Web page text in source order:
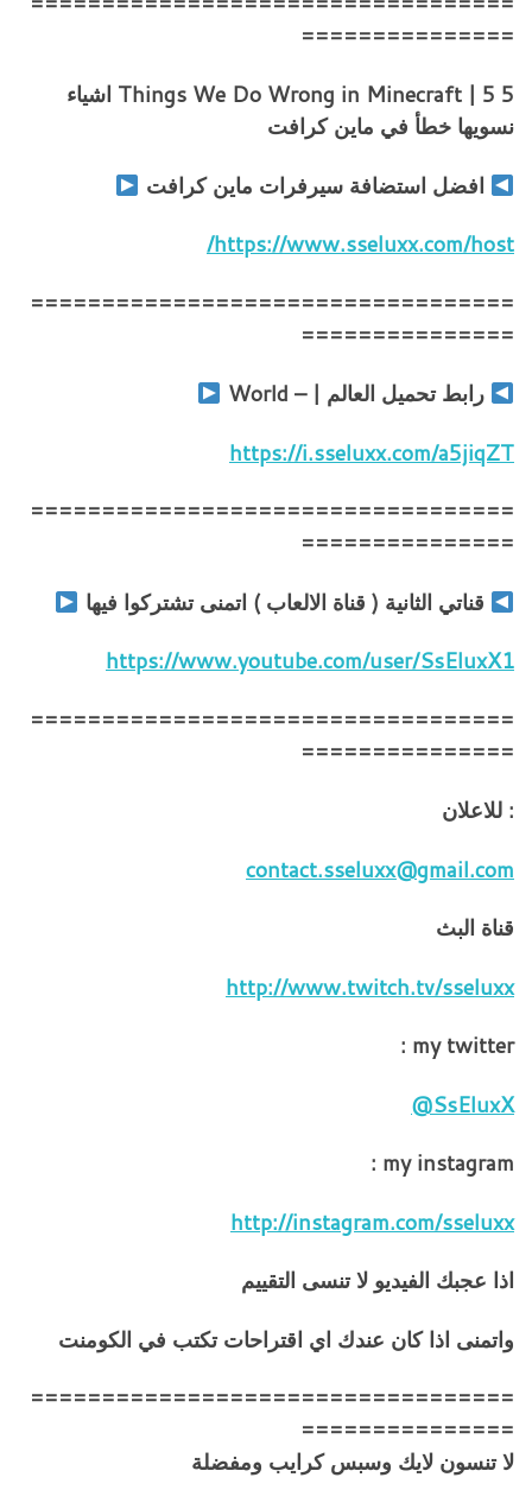
===============
5 Things We Do Wrong in Minecraft | 5 اشياء
نسويها خطأ في ماين كرافت
افضل استضافة سيرفرات ماين كرافت
https://www.sseluxx.com/host/
==================================
===============
رابط تحميل العالم | – World
https://i.sseluxx.com/a5jiqZT
==================================
===============
قناتي الثانية ( قناة الالعاب ) اتمنى تشتركوا فيها
https://www.youtube.com/user/SsEluxX1
==================================
===============
: للاعلان
contact.sseluxx@gmail.com
قناة البث
http://www.twitch.tv/sseluxx
my twitter :
SsEluxX@
my instagram :
http://instagram.com/sseluxx
اذا عجبك الفيديو لا تنسى التقييم
واتمنى اذا كان عندك اي اقتراحات تكتب في الكومنت
==================================
===============
لا تنسون لايك وسبس كرايب ومفضلة